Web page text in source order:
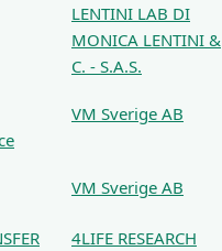
LENTINI LAB DI
MONICA LENTINI &
C. - S.A.S.
VM Sverige AB
VM Sverige AB
4LIFE RESEARCH